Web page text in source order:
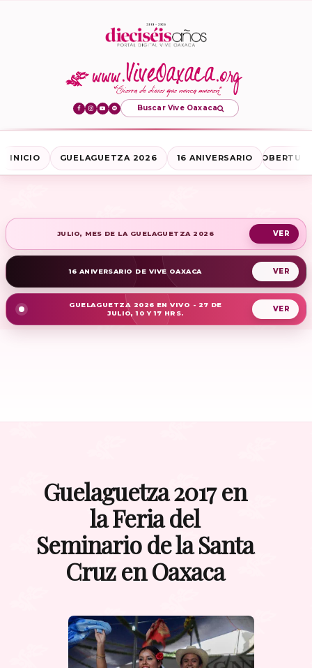
Buscar Vive Oaxaca
INICIO GUELAGUETZA 2026 16 ANIVERSARIO
JULIO, MES DE LA GUELAGUETZA 2026
16 ANIVERSARIO DE VIVE OAXACA
GUELAGUETZA 2026 EN VIVO - 27 DE
JULIO, 10 Y 17 HRS.
Guelaguetza 2017 en
la Feria del
Seminario de la Santa
Cruz en Oaxaca